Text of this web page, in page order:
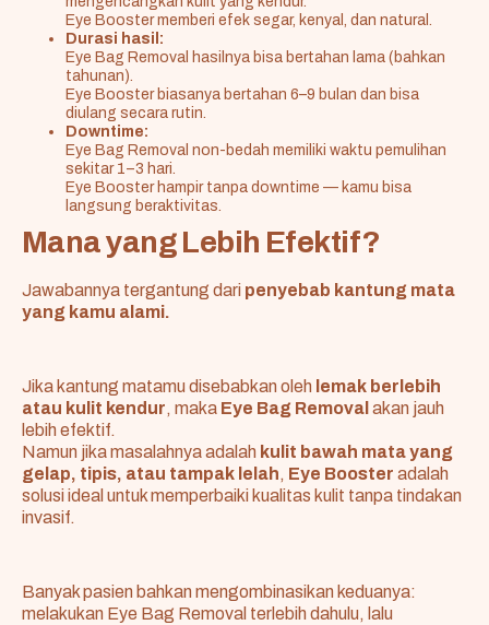
Eye Booster memberi efek segar, kenyal, dan natural.
Durasi hasil:
Eye Bag Removal hasilnya bisa bertahan lama (bahkan
tahunan).
Eye Booster biasanya bertahan 6–9 bulan dan bisa
diulang secara rutin.
Downtime:
Eye Bag Removal non-bedah memiliki waktu pemulihan
sekitar 1–3 hari.
Eye Booster hampir tanpa downtime — kamu bisa
langsung beraktivitas.
Mana yang Lebih Efektif?
Jawabannya tergantung dari penyebab kantung mata
yang kamu alami.
Jika kantung matamu disebabkan oleh lemak berlebih
atau kulit kendur, maka Eye Bag Removal akan jauh
lebih efektif.
Namun jika masalahnya adalah kulit bawah mata yang
gelap, tipis, atau tampak lelah, Eye Booster adalah
solusi ideal untuk memperbaiki kualitas kulit tanpa tindakan
invasif.
Banyak pasien bahkan mengombinasikan keduanya:
melakukan Eye Bag Removal terlebih dahulu, lalu